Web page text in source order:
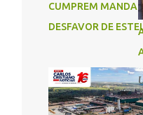
CUMPREM
DESFAVOR DE